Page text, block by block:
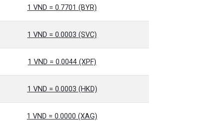
1 VND = 0.7701 (BYR)
1 VND = 0.0003 (SVC)
1 VND = 0.0044 (XPF)
1 VND = 0.0003 (HKD)
1 VND = 0.0000 (XAG)